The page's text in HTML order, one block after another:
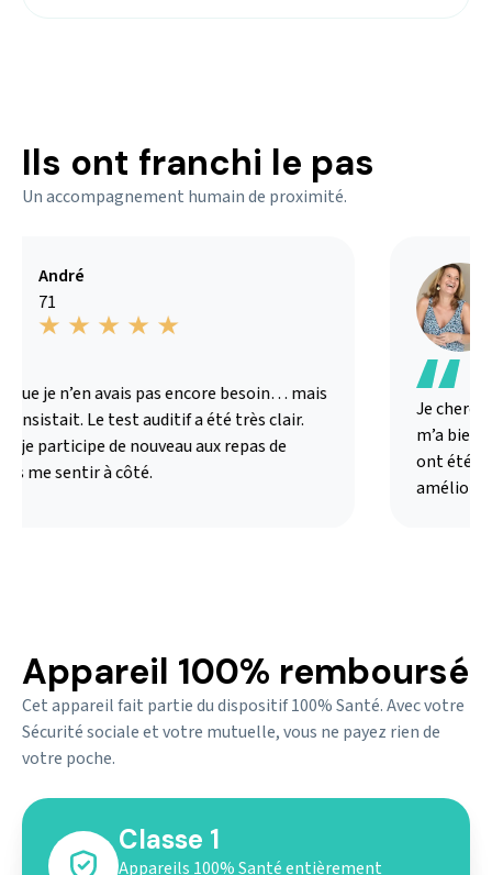
Ils ont franchi le pas
Un accompagnement humain de proximité.
André
71
je n’en avais pas encore besoin… mais
Le test auditif a été très clair.
je participe de nouveau aux repas de
me sentir à côté.
Je
m’a bien
ont été
amélioré
Appareil 100% remboursé
Cet appareil fait partie du dispositif 100% Santé. Avec votre
Sécurité sociale et votre mutuelle, vous ne payez rien de
votre poche.
Classe 1
Appareils 100% Santé entièrement